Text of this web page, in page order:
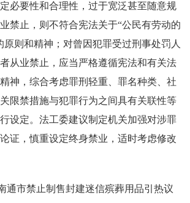
必要性和合理性，过于宽泛甚至随意规
禁止，则不符合宪法关于“公民有劳动的
原则和精神；对曾因犯罪受过刑事处罚人
从业禁止，应当严格遵循宪法和有关法
神，综合考虑罪刑轻重、罪名种类、社
限禁措施与犯罪行为之间具有关联性等
设定。法工委建议制定机关加强对涉罪
证，慎重设定终身禁业，适时考虑修改
通市禁止制售封建迷信殡葬用品引热议